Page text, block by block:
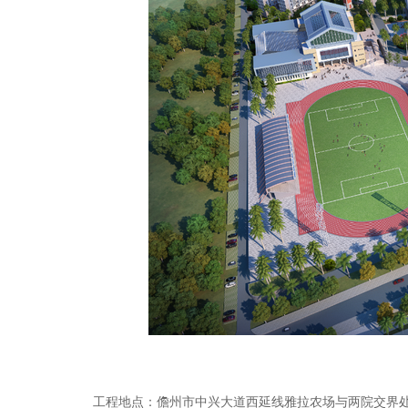
工程地点：儋州市中兴大道西延线雅拉农场与两院交界